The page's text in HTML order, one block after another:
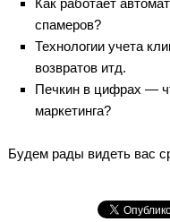
Как работает
спамеров?
Технологии учета
возвратов итд.
Печкин в цифрах —
маркетинга?
Будем рады видеть вас